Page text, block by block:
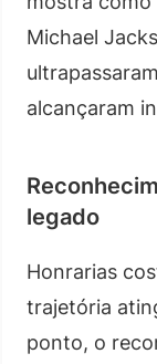
Michael
alcançaram
legado
Honrarias
trajetória
ponto, o